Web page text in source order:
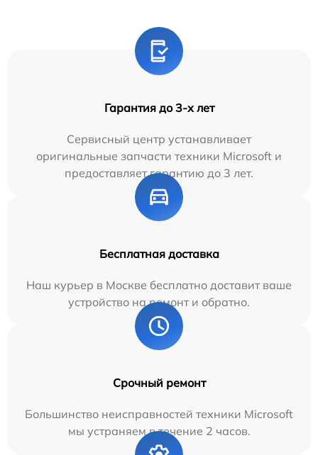
Гарантия до 3-х лет
Сервисный центр устанавливает
оригинальные запчасти техники Microsoft и
предоставляет гарантию до 3 лет.
Бесплатная доставка
Наш курьер в Москве бесплатно доставит ваше
устройство на ремонт и обратно.
Срочный ремонт
Большинство неисправностей техники Microsoft
мы устраняем в течение 2 часов.